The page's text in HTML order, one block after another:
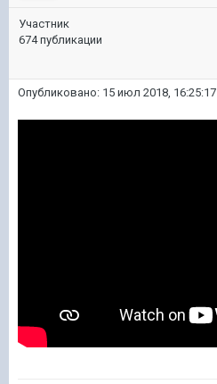
Участник
674 публикации
Опубликовано: 15 июл 2018, 16:25:17